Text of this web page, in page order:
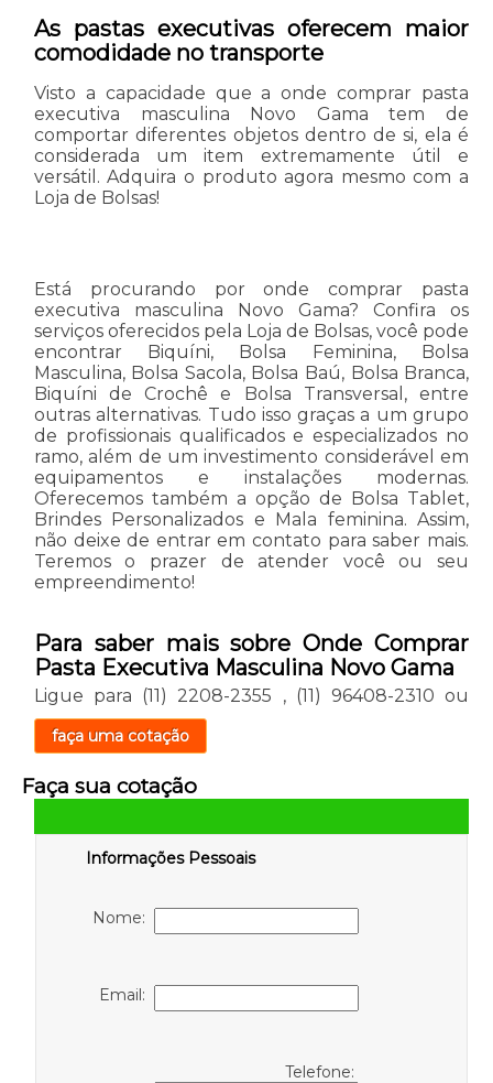
As pastas executivas oferecem maior
comodidade no transporte
Visto a capacidade que a onde comprar pasta
executiva masculina Novo Gama tem de
comportar diferentes objetos dentro de si, ela é
considerada um item extremamente útil e
versátil. Adquira o produto agora mesmo com a
Loja de Bolsas!
Está procurando por onde comprar pasta
executiva masculina Novo Gama? Confira os
serviços oferecidos pela Loja de Bolsas, você pode
encontrar Biquíni, Bolsa Feminina, Bolsa
Masculina, Bolsa Sacola, Bolsa Baú, Bolsa Branca,
Biquíni de Crochê e Bolsa Transversal, entre
outras alternativas. Tudo isso graças a um grupo
de profissionais qualificados e especializados no
ramo, além de um investimento considerável em
equipamentos e instalações modernas.
Oferecemos também a opção de Bolsa Tablet,
Brindes Personalizados e Mala feminina. Assim,
não deixe de entrar em contato para saber mais.
Teremos o prazer de atender você ou seu
empreendimento!
Para saber mais sobre Onde Comprar
Pasta Executiva Masculina Novo Gama
Ligue para (11) 2208-2355 , (11) 96408-2310 ou
faça uma cotação
Faça sua cotação
Informações Pessoais
Nome:
Email:
Telefone: